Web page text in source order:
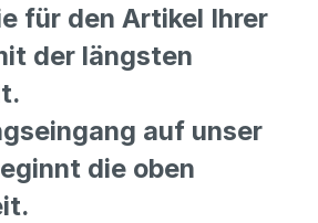
für den Artikel Ihrer
der längsten
auf unser
die oben